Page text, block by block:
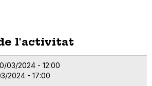
l'activitat
03/2024 - 12:00
2024 - 17:00